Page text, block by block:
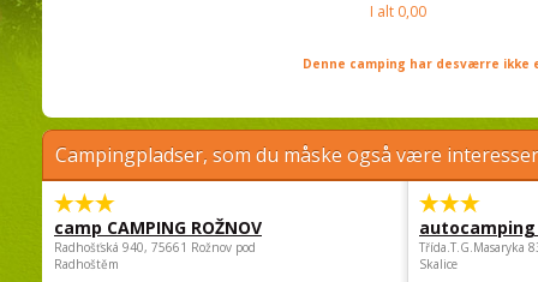
I alt 0,00
Denne camping har desværre
Campingpladser, som du måske også være
camp CAMPING ROŽNOV
Radhošťská 940, 75661 Rožnov pod
Radhoštěm
autocamping
Třída.T.G.Masaryka
Skalice